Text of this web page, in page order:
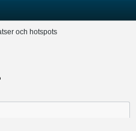
och hotspots